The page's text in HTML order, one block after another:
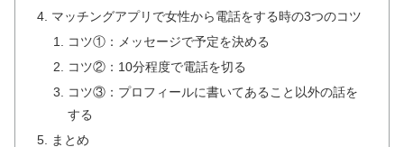
マッチングアプリで女性から電話をする時の3つのコツ
コツ①：メッセージで予定を決める
コツ②：10分程度で電話を切る
コツ③：プロフィールに書いてあること以外の話を
する
まとめ